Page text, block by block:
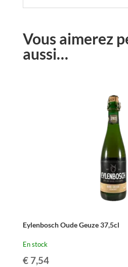
Vous aimerez
aussi…
Eylenbosch Oude Geuze 37,5cl
En stock
€7,54